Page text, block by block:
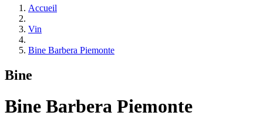
Accueil
Vin
Bine Barbera Piemonte
Bine
Bine Barbera Piemonte